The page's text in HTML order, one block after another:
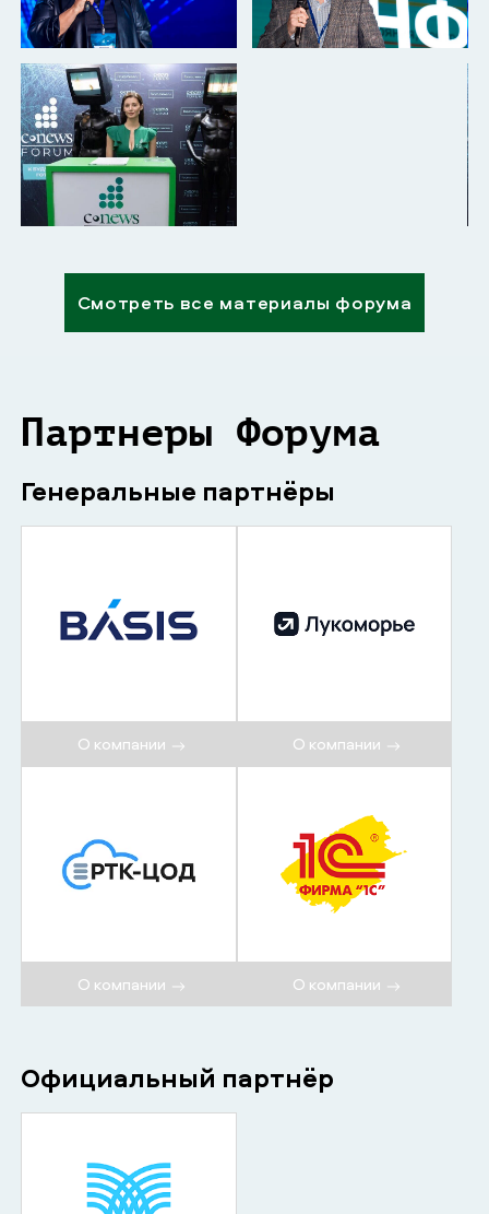
Смотреть все материалы форума
Партнеры Форума
Генеральные партнёры
О компании О компании
О компании О компании
Официальный партнёр